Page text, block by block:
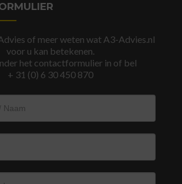
of meer weten wat A3-Advies.nl
voor u kan betekenen.
het contactformulier in of bel
+ 31 (0) 6 30 450 870